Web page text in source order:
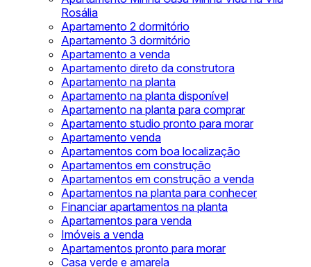
Rosália
Apartamento 2 dormitório
Apartamento 3 dormitório
Apartamento a venda
Apartamento direto da construtora
Apartamento na planta
Apartamento na planta disponível
Apartamento na planta para comprar
Apartamento studio pronto para morar
Apartamento venda
Apartamentos com boa localização
Apartamentos em construção
Apartamentos em construção a venda
Apartamentos na planta para conhecer
Financiar apartamentos na planta
Apartamentos para venda
Imóveis a venda
Apartamentos pronto para morar
Casa verde e amarela